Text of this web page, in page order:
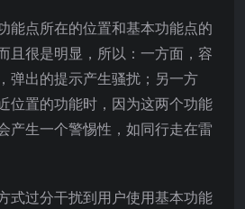
能点所在的位置和基本功能点的
且很是明显，所以：一方面，容
弹出的提示产生骚扰；另一方
位置的功能时，因为这两个功能
产生一个警惕性，如同行走在雷
式过分干扰到用户使用基本功能